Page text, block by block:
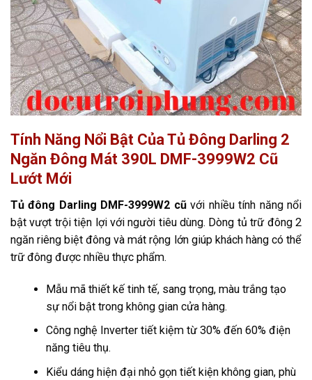
Tính Năng Nổi Bật Của Tủ Đông Darling 2
Ngăn Đông Mát 390L DMF-3999W2 Cũ
Lướt Mới
Tủ đông Darling DMF-3999W2 cũvới nhiều tính năng nổi
bật vượt trội tiện lợi với người tiêu dùng. Dòng tủ trữ đông 2
ngăn riêng biệt đông và mát rộng lớn giúp khách hàng có thể
trữ đông được nhiều thực phẩm.
Mẫu mã thiết kế tinh tế, sang trọng, màu trắng tạo
sự nổi bật trong không gian cửa hàng.
Công nghệ Inverter tiết kiệm từ 30% đến 60% điện
năng tiêu thụ.
Kiểu dáng hiện đại nhỏ gọn tiết kiện không gian, phù